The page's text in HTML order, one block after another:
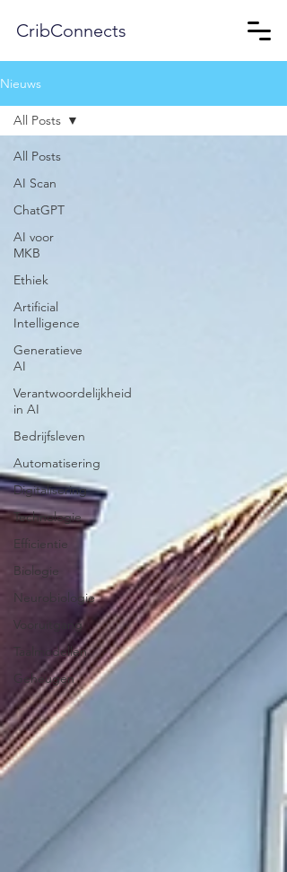
CribConnects
Nieuws
All Posts
AI Scan
ChatGPT
AI voor
MKB
Ethiek
Artificial
Intelligence
Generatieve
AI
Verantwoordelijkheid
in AI
Bedrijfsleven
Automatisering
Digitalisering
Technologie
Efficientie
Biologie
Neurobiologie
Vooruitgang
Taalmodellen
Geheugen
All Posts